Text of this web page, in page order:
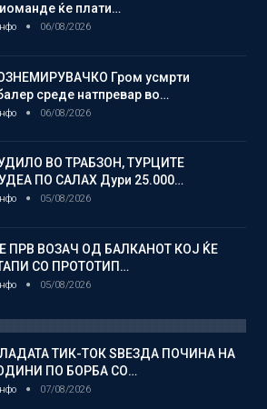
ќе плати…
06/08/2026
Гром усмрти
среде натпревар во…
06/08/2026
ВО ТРАБЗОН, ТУРЦИТЕ
ПО САЛАХ Дури 25.000…
05/08/2026
ПРВ ВОЗАЧ ОД БАЛКАНОТ КОЈ ЌЕ
СО ПРОТОТИП…
05/08/2026
ТИК-ТОК ЅВЕЗДА ПОЧИНА НА
ПО БОРБА СО…
07/08/2026